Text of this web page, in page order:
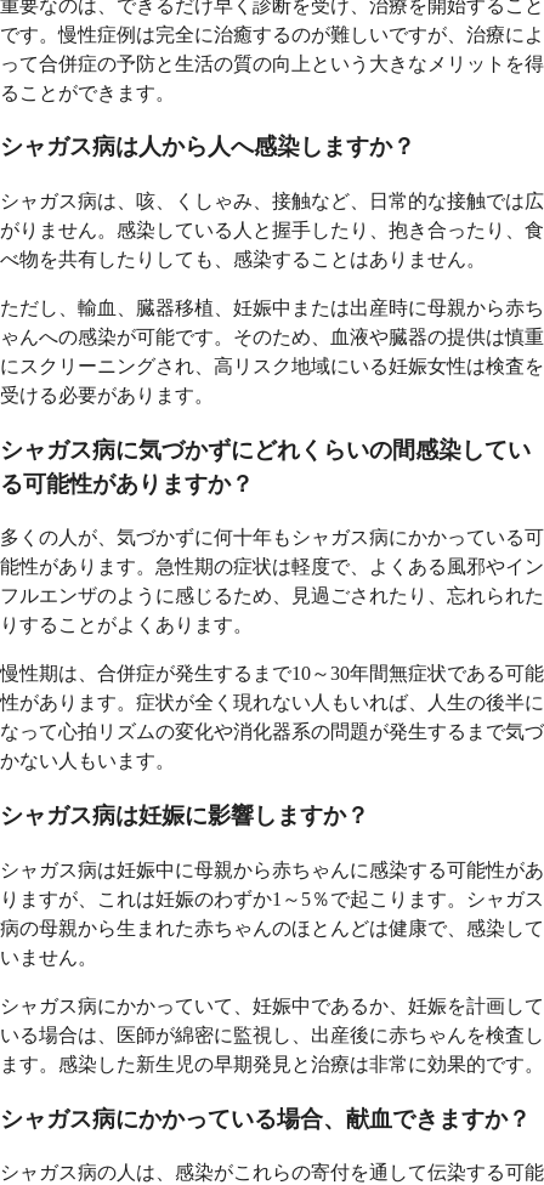
重要なのは、できるだけ早く診断を受け、治療を開始すること
です。慢性症例は完全に治癒するのが難しいですが、治療によ
って合併症の予防と生活の質の向上という大きなメリットを得
ることができます。
シャガス病は人から人へ感染しますか？
シャガス病は、咳、くしゃみ、接触など、日常的な接触では広
がりません。感染している人と握手したり、抱き合ったり、食
べ物を共有したりしても、感染することはありません。
ただし、輸血、臓器移植、妊娠中または出産時に母親から赤ち
ゃんへの感染が可能です。そのため、血液や臓器の提供は慎重
にスクリーニングされ、高リスク地域にいる妊娠女性は検査を
受ける必要があります。
シャガス病に気づかずにどれくらいの間感染してい
る可能性がありますか？
多くの人が、気づかずに何十年もシャガス病にかかっている可
能性があります。急性期の症状は軽度で、よくある風邪やイン
フルエンザのように感じるため、見過ごされたり、忘れられた
りすることがよくあります。
慢性期は、合併症が発生するまで10～30年間無症状である可能
性があります。症状が全く現れない人もいれば、人生の後半に
なって心拍リズムの変化や消化器系の問題が発生するまで気づ
かない人もいます。
シャガス病は妊娠に影響しますか？
シャガス病は妊娠中に母親から赤ちゃんに感染する可能性があ
りますが、これは妊娠のわずか1～5％で起こります。シャガス
病の母親から生まれた赤ちゃんのほとんどは健康で、感染して
いません。
シャガス病にかかっていて、妊娠中であるか、妊娠を計画して
いる場合は、医師が綿密に監視し、出産後に赤ちゃんを検査し
ます。感染した新生児の早期発見と治療は非常に効果的です。
シャガス病にかかっている場合、献血できますか？
シャガス病の人は、感染がこれらの寄付を通して伝染する可能